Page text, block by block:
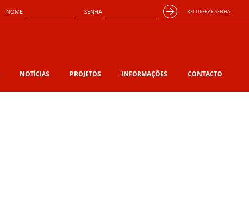
NOME SENHA RECUPERAR SENHA
NOTÍCIAS PROJETOS INFORMAÇÕES CONTACTO